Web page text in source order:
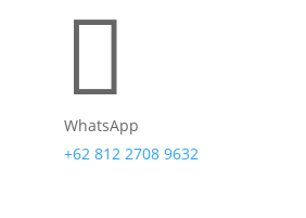

WhatsApp
+62 812 2708 9632